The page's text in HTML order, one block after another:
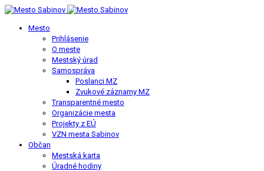
Mesto
Prihlásenie
O meste
Mestský úrad
Samospráva
Poslanci MZ
Zvukové záznamy MZ
Transparentné mesto
Organizácie mesta
Projekty z EÚ
VZN mesta Sabinov
Občan
Mestská karta
Úradné hodiny